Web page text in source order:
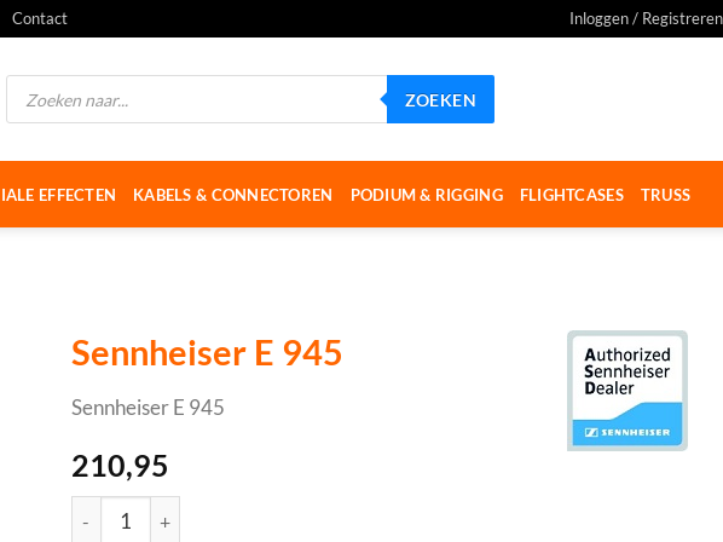
Contact Inloggen / Registreren
Producten
zoeken
ZOEKEN
EFFECTEN KABELS & CONNECTOREN PODIUM & RIGGING FLIGHTCASES TRUSS
Sennheiser E 945
Sennheiser E 945
210,95
Sennheiser E 945 aantal